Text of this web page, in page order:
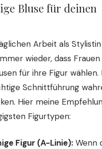
Bluse für deinen
Arbeit als Stylistin
wieder, dass Frauen
für ihre Figur wählen.
Schnittführung
Hier meine
Figurtypen:
Figur (A-Linie): Wenn